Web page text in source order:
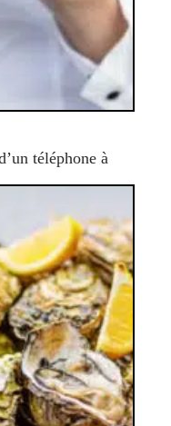
téléphone à